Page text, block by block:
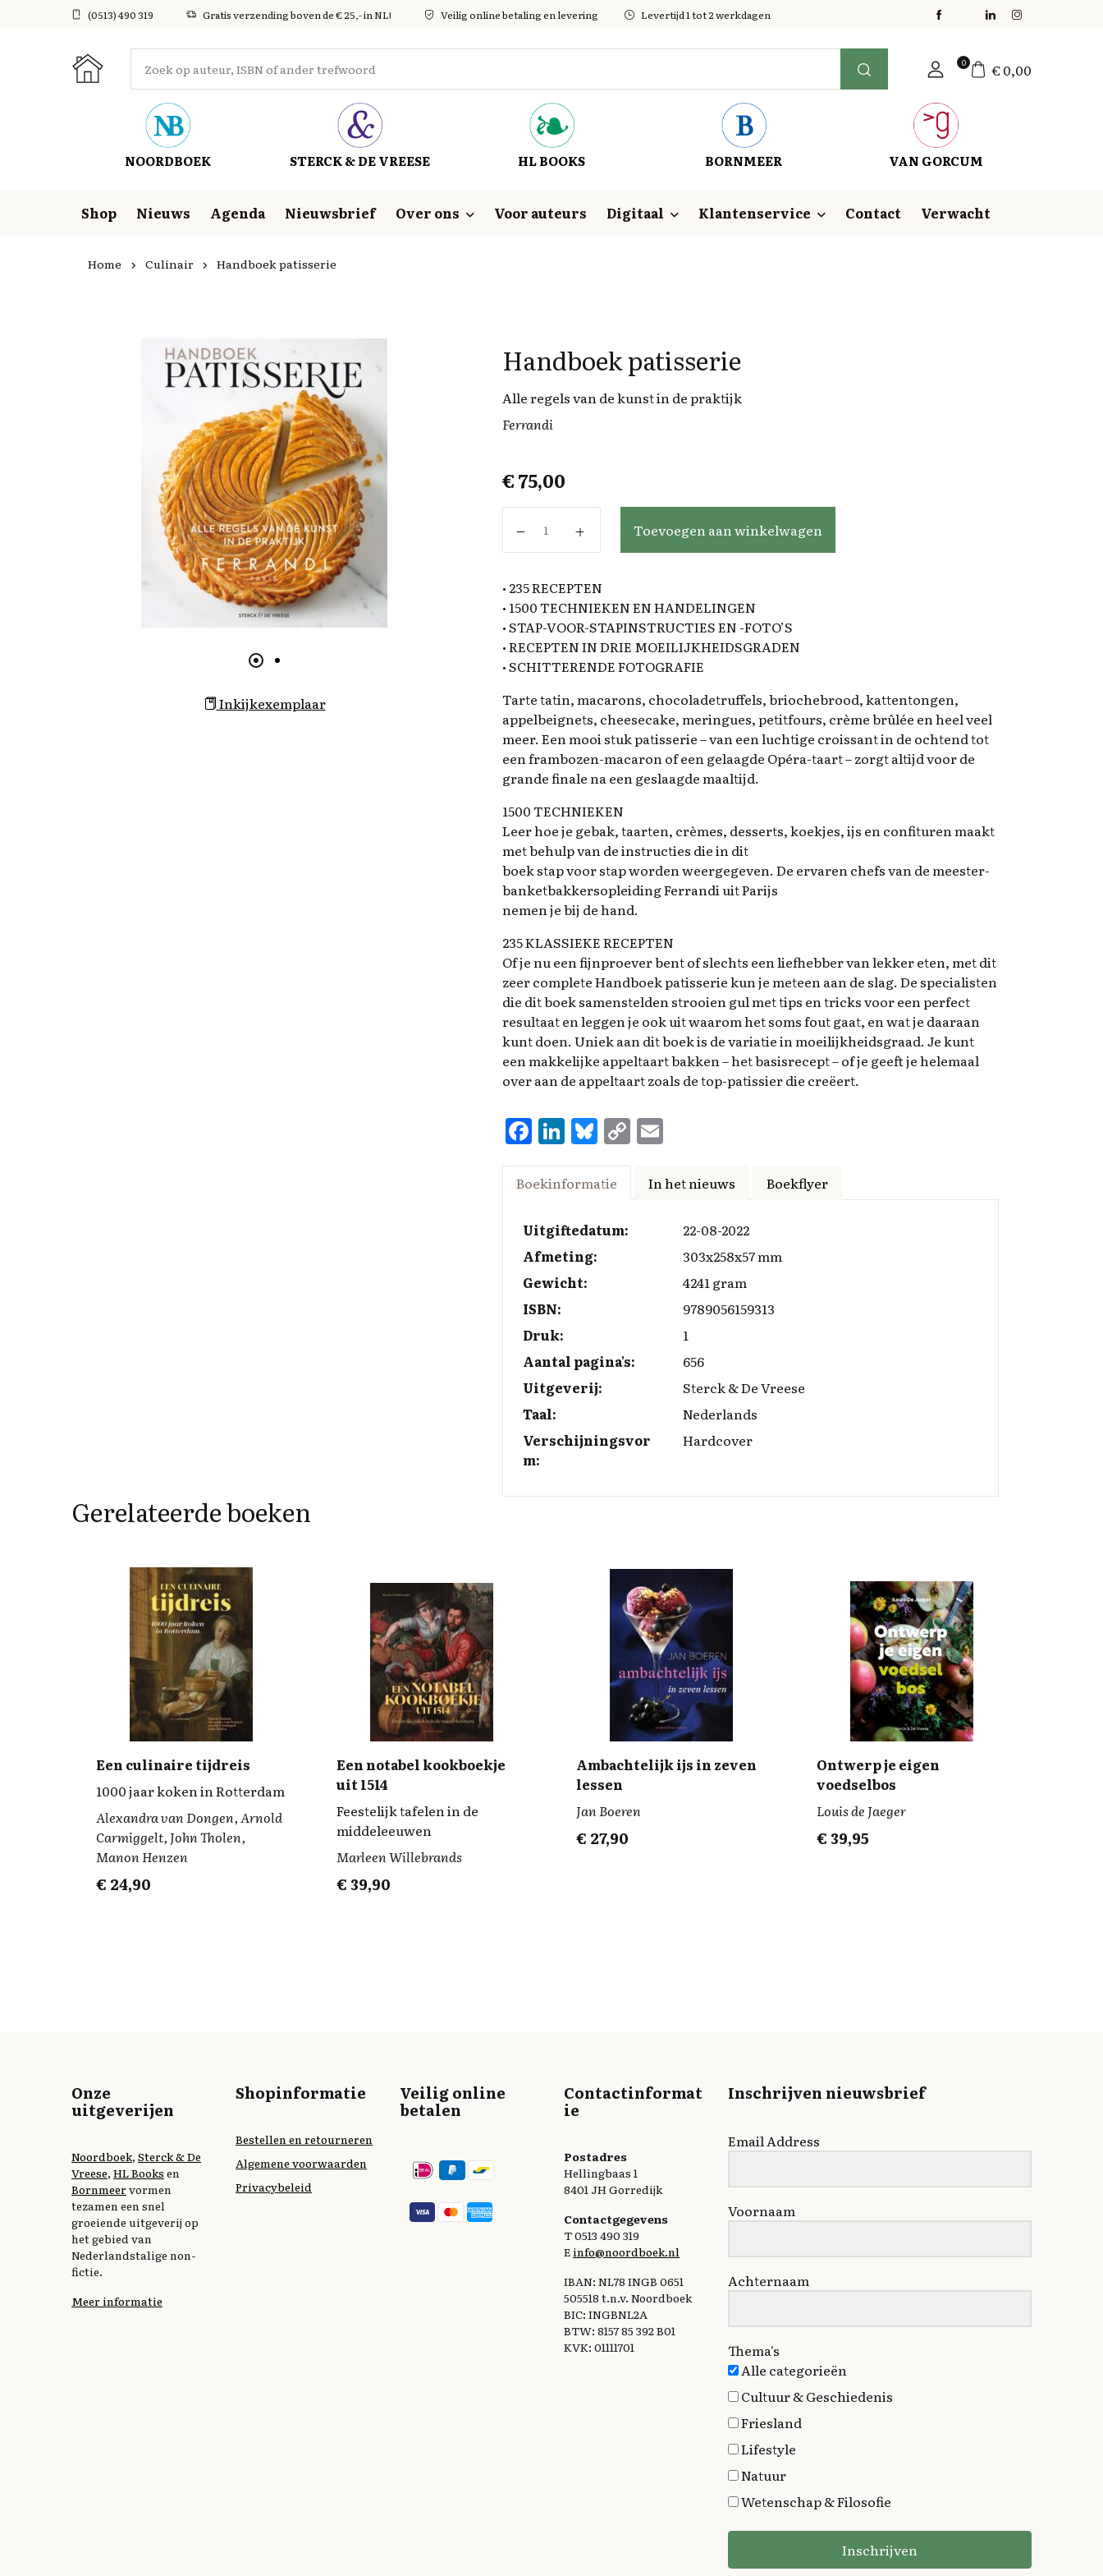
(0513) 490 319 Gratis verzending boven de € 25,- in NL! Veilig online betaling en levering Levertijd 1 tot 2 werkdagen
0 €0,00
NOORDBOEK STERCK & DE VREESE HL BOOKS BORNMEER VAN GORCUM
Shop Nieuws Agenda Nieuwsbrief Over ons Voor auteurs Digitaal Klantenservice Contact Verwacht
Home Culinair Handboek patisserie
Inkijkexemplaar
Handboek patisserie
Alle regels van de kunst in de praktijk
Ferrandi
€75,00
Toevoegen aan winkelwagen
• 235 RECEPTEN
• 1500 TECHNIEKEN EN HANDELINGEN
• STAP-VOOR-STAPINSTRUCTIES EN -FOTO’S
• RECEPTEN IN DRIE MOEILIJKHEIDSGRADEN
• SCHITTERENDE FOTOGRAFIE
Tarte tatin, macarons, chocoladetruffels, briochebrood, kattentongen,
appelbeignets, cheesecake, meringues, petitfours, crème brûlée en heel veel
meer. Een mooi stuk patisserie – van een luchtige croissant in de ochtend tot
een frambozen-macaron of een gelaagde Opéra-taart – zorgt altijd voor de
grande finale na een geslaagde maaltijd.
1500 TECHNIEKEN
Leer hoe je gebak, taarten, crèmes, desserts, koekjes, ijs en confituren maakt
met behulp van de instructies die in dit
boek stap voor stap worden weergegeven. De ervaren chefs van de meester-
banketbakkersopleiding Ferrandi uit Parijs
nemen je bij de hand.
235 KLASSIEKE RECEPTEN
Of je nu een fijnproever bent of slechts een liefhebber van lekker eten, met dit
zeer complete Handboek patisserie kun je meteen aan de slag. De specialisten
die dit boek samenstelden strooien gul met tips en tricks voor een perfect
resultaat en leggen je ook uit waarom het soms fout gaat, en wat je daaraan
kunt doen. Uniek aan dit boek is de variatie in moeilijkheidsgraad. Je kunt
een makkelijke appeltaart bakken – het basisrecept – of je geeft je helemaal
over aan de appeltaart zoals de top-patissier die creëert.
F
a
ce
o
o
k
Li
n
k
d
I
n
Bl
u
es
y
C
o
y
ai
Boekinformatie In het nieuws Boekflyer
Uitgiftedatum:
22-08-2022
Afmeting:
303x258x57 mm
Gewicht:
4241 gram
ISBN:
9789056159313
Druk:
1
Aantal pagina's:
656
Uitgeverij:
Sterck & De Vreese
Taal:
Nederlands
Verschijningsvor
m:
Hardcover
Gerelateerde boeken
Een culinaire tijdreis
1000 jaar koken in Rotterdam
Alexandra van Dongen, Arnold
Carmiggelt, John Tholen,
Manon Henzen
€ 24,90
Een notabel kookboekje
uit 1514
Feestelijk tafelen in de
middeleeuwen
Marleen Willebrands
€39,90
Ambachtelijk ijs in zeven
lessen
Jan Boeren
€ 27,90
Ontwerp je eigen
voedselbos
Louis de Jaeger
€39,95
Onze
uitgeverijen
Noordboek, Sterck & De
Vreese, HL Books en
Bornmeervormen
tezamen een snel
groeiende uitgeverij op
het gebied van
Nederlandstalige non-
fictie.
Meer informatie
Shopinformatie
Bestellen en retourneren
Algemene voorwaarden
Privacybeleid
Veilig online
betalen
Contactinformat
ie
Postadres
Hellingbaas 1
8401 JH Gorredijk
Contactgegevens
T 0513 490 319
E info@noordboek.nl
IBAN: NL78 INGB 0651
505518 t.n.v. Noordboek
BIC: INGBNL2A
BTW: 8157 85 392 B01
KVK: 01111701
Inschrijven nieuwsbrief
Email Address
Voornaam
Achternaam
Thema's
Alle categorieën
Cultuur & Geschiedenis
Friesland
Lifestyle
Natuur
Wetenschap & Filosofie
Inschrijven